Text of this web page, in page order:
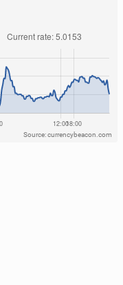
Source: currencybeacon.com